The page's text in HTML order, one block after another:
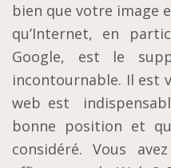
bien que votre image
qu’Internet, en
Google, est le
incontournable. Il est
web est
bonne position et
considéré. Vous